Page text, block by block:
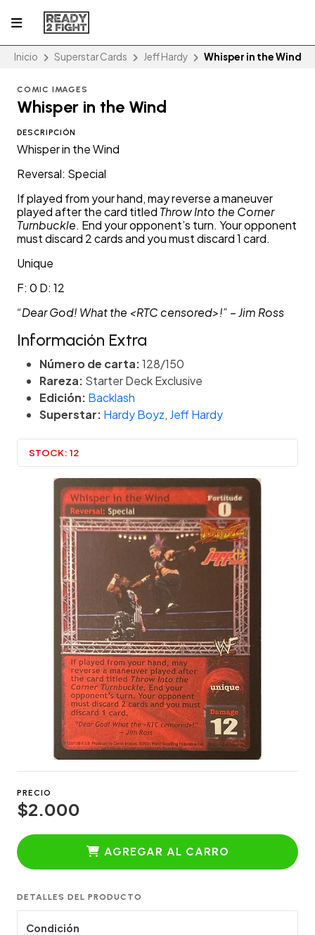
Inicio Superstar Cards Jeff Hardy Whisper in the Wind
COMIC IMAGES
Whisper in the Wind
DESCRIPCIÓN
Whisper in the Wind
Reversal: Special
If played from your hand, may reverse a maneuver
played after the card titled Throw Into the Corner
Turnbuckle. End your opponent’s turn. Your opponent
must discard 2 cards and you must discard 1 card.
Unique
F: 0 D: 12
“Dear God! What the <RTC censored>!” – Jim Ross
Información Extra
Número de carta:128/150
Rareza: Starter Deck Exclusive
Edición: Backlash
Superstar: Hardy Boyz, Jeff Hardy
STOCK: 12
PRECIO
$2.000
AGREGAR AL CARRO
DETALLES DEL PRODUCTO
Condición